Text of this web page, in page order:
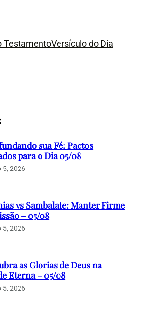
TestamentoVersículo do Dia
sua Fé: Pactos
para o Dia 05/08
5, 2026
vs Sambalate: Manter Firme
– 05/08
5, 2026
as Glorias de Deus na
Eterna – 05/08
5, 2026